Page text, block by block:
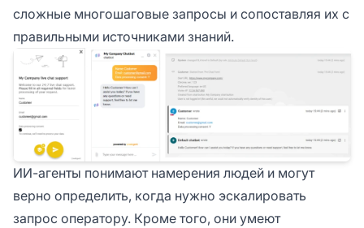
сложные многошаговые запросы и сопоставляя их с
правильными источниками знаний.
ИИ-агенты понимают намерения людей и могут
верно определить, когда нужно эскалировать
запрос оператору. Кроме того, они умеют